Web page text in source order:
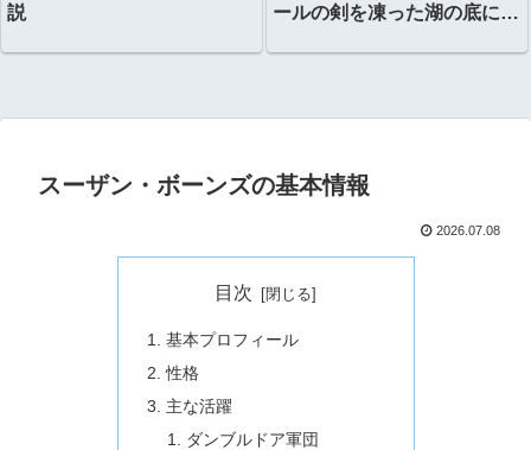
説
ールの剣を凍った湖の底に置
スーザン・ボーンズの基本情報
2026.07.08
目次
基本プロフィール
性格
主な活躍
ダンブルドア軍団